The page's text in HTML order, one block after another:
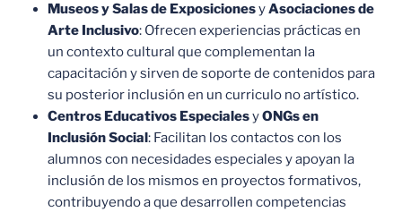
Museos y Salas de ExposicionesyAsociaciones de
Arte Inclusivo: Ofrecen experiencias prácticas en
un contexto cultural que complementan la
capacitación y sirven de soporte de contenidos para
su posterior inclusión en un curriculo no artístico.
Centros Educativos EspecialesyONGs en
Inclusión Social : Facilitan los contactos con los
alumnos con necesidades especiales y apoyan la
inclusión de los mismos en proyectos formativos,
contribuyendo a que desarrollen competencias